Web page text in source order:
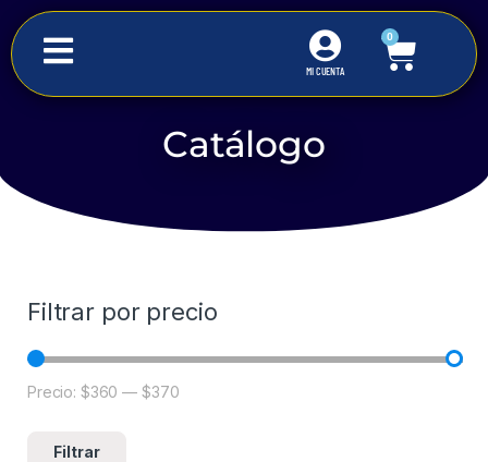
MI CUENTA
0
Iluminación Comercial Paneles y Gabinetes
Catálogo
Filtrar por precio
Filtrar
Precio: $360 — $370